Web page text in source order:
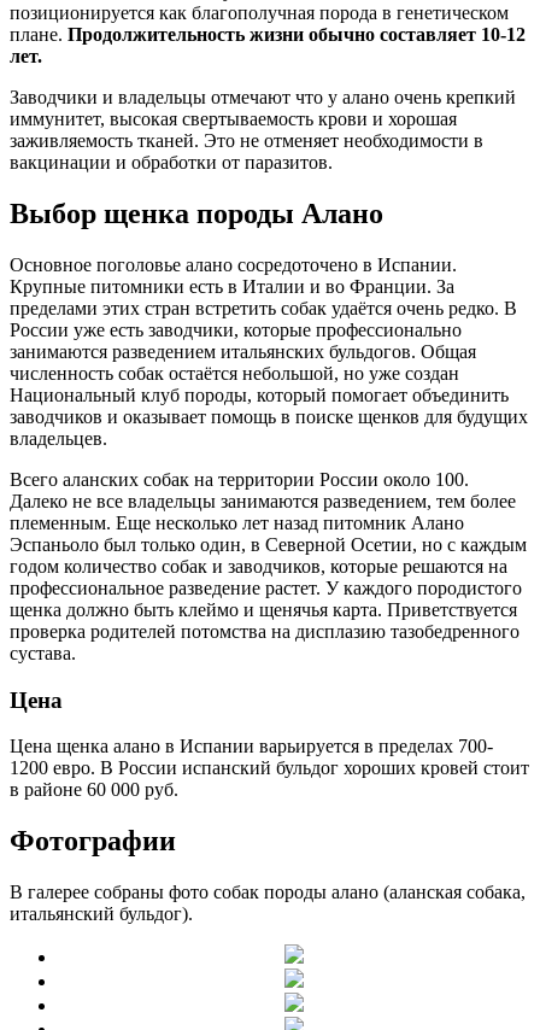
позиционируется как благополучная порода в генетическом
плане. Продолжительность жизни обычно составляет 10-12
лет.
Заводчики и владельцы отмечают что у алано очень крепкий
иммунитет, высокая свертываемость крови и хорошая
заживляемость тканей. Это не отменяет необходимости в
вакцинации и обработки от паразитов.
Выбор щенка породы Алано
Основное поголовье алано сосредоточено в Испании.
Крупные питомники есть в Италии и во Франции. За
пределами этих стран встретить собак удаётся очень редко. В
России уже есть заводчики, которые профессионально
занимаются разведением итальянских бульдогов. Общая
численность собак остаётся небольшой, но уже создан
Национальный клуб породы, который помогает объединить
заводчиков и оказывает помощь в поиске щенков для будущих
владельцев.
Всего аланских собак на территории России около 100.
Далеко не все владельцы занимаются разведением, тем более
племенным. Еще несколько лет назад питомник Алано
Эспаньоло был только один, в Северной Осетии, но с каждым
годом количество собак и заводчиков, которые решаются на
профессиональное разведение растет. У каждого породистого
щенка должно быть клеймо и щенячья карта. Приветствуется
проверка родителей потомства на дисплазию тазобедренного
сустава.
Цена
Цена щенка алано в Испании варьируется в пределах 700-
1200 евро. В России испанский бульдог хороших кровей стоит
в районе 60 000 руб.
Фотографии
В галерее собраны фото собак породы алано (аланская собака,
итальянский бульдог).